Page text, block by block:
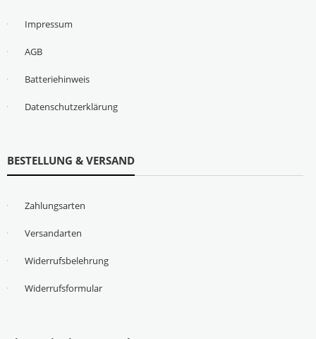
Impressum
AGB
Batteriehinweis
Datenschutzerklärung
BESTELLUNG & VERSAND
Zahlungsarten
Versandarten
Widerrufsbelehrung
Widerrufsformular